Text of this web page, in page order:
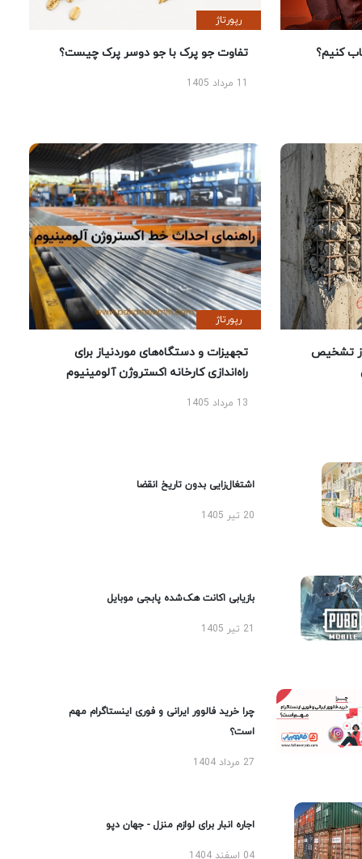
کنیم؟
رپورتاژ
تفاوت جو پرک با جو دوسر پرک چیست؟
تشخیص
رپورتاژ
تجهیزات و دستگاه‌های موردنیاز برای
راه‌اندازی کارخانه اکستروژن آلومینیوم
13 مرداد 1405
اشتغال‌زایی بدون تاریخ انقضا
20 تیر 1405
بازیابی اکانت هک‌شده پابجی موبایل
چرا خرید فالوور ایرانی و فوری اینستاگرام مهم
است؟
27 مرداد 1404
اجاره انبار برای لوازم منزل - جهان دپو
04 اسفند 1404